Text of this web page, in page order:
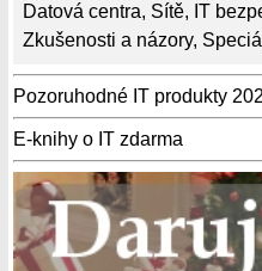
Datová centra, Sítě, IT
Zkušenosti a názory,
Pozoruhodné IT produkty
E-knihy o IT zdarma